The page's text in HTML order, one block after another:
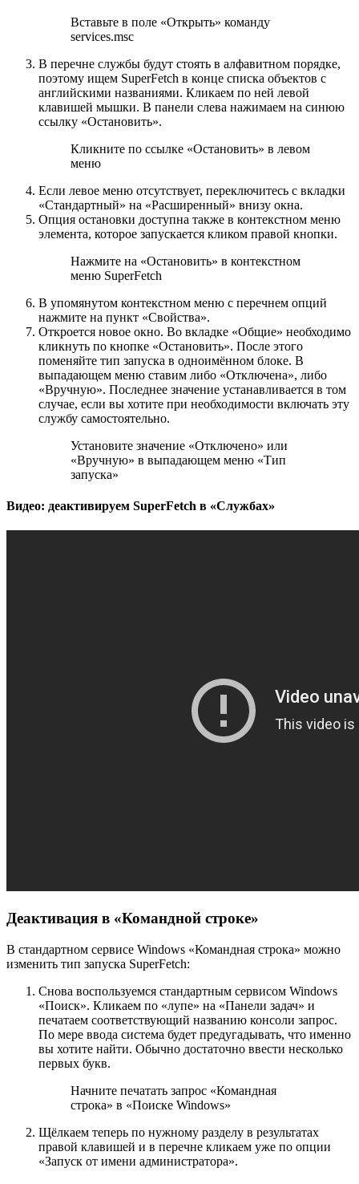
Вставьте в поле «Открыть» команду
services.msc
В перечне службы будут стоять в алфавитном порядке,
поэтому ищем SuperFetch в конце списка объектов с
английскими названиями. Кликаем по ней левой
клавишей мышки. В панели слева нажимаем на синюю
ссылку «Остановить».
Кликните по ссылке «Остановить» в левом
меню
Если левое меню отсутствует, переключитесь с вкладки
«Стандартный» на «Расширенный» внизу окна.
Опция остановки доступна также в контекстном меню
элемента, которое запускается кликом правой кнопки.
Нажмите на «Остановить» в контекстном
меню SuperFetch
В упомянутом контекстном меню с перечнем опций
нажмите на пункт «Свойства».
Откроется новое окно. Во вкладке «Общие» необходимо
кликнуть по кнопке «Остановить». После этого
поменяйте тип запуска в одноимённом блоке. В
выпадающем меню ставим либо «Отключена», либо
«Вручную». Последнее значение устанавливается в том
случае, если вы хотите при необходимости включать эту
службу самостоятельно.
Установите значение «Отключено» или
«Вручную» в выпадающем меню «Тип
запуска»
Видео: деактивируем SuperFetch в «Службах»
Деактивация в «Командной строке»
В стандартном сервисе Windows «Командная строка» можно
изменить тип запуска SuperFetch:
Снова воспользуемся стандартным сервисом Windows
«Поиск». Кликаем по «лупе» на «Панели задач» и
печатаем соответствующий названию консоли запрос.
По мере ввода система будет предугадывать, что именно
вы хотите найти. Обычно достаточно ввести несколько
первых букв.
Начните печатать запрос «Командная
строка» в «Поиске Windows»
Щёлкаем теперь по нужному разделу в результатах
правой клавишей и в перечне кликаем уже по опции
«Запуск от имени администратора».